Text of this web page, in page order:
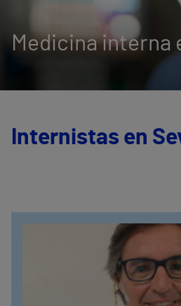
Medicina interna
Internistas en